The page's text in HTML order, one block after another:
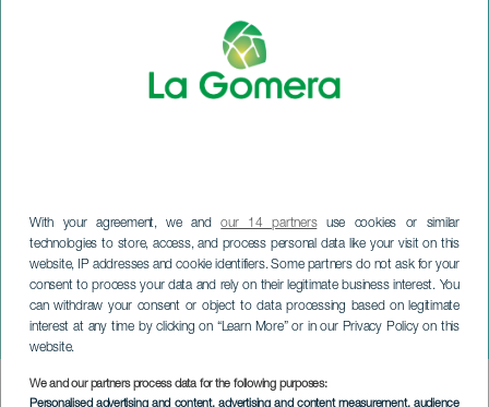
With your agreement, we andour 14 partnersuse cookies or similar
technologies to store, access, and process personal data like your visit on this
website, IP addresses and cookie identifiers. Some partners do not ask for your
consent to process your data and rely on their legitimate business interest. You
can withdraw your consent or object to data processing based on legitimate
interest at any time by clicking on “Learn More” or in our Privacy Policy on this
website.
We and our partners process data for the following purposes:
Personalised advertising and content, advertising and content measurement, audience
Gala Karnawałowa dla Dzieci
LA GOMERA
Imagen